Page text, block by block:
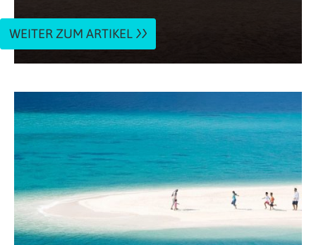
WEITER ZUM ARTIKEL